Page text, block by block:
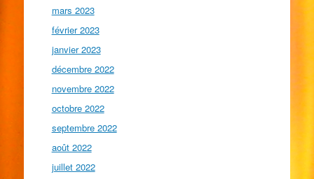
mars 2023
février 2023
janvier 2023
décembre 2022
novembre 2022
octobre 2022
septembre 2022
août 2022
juillet 2022